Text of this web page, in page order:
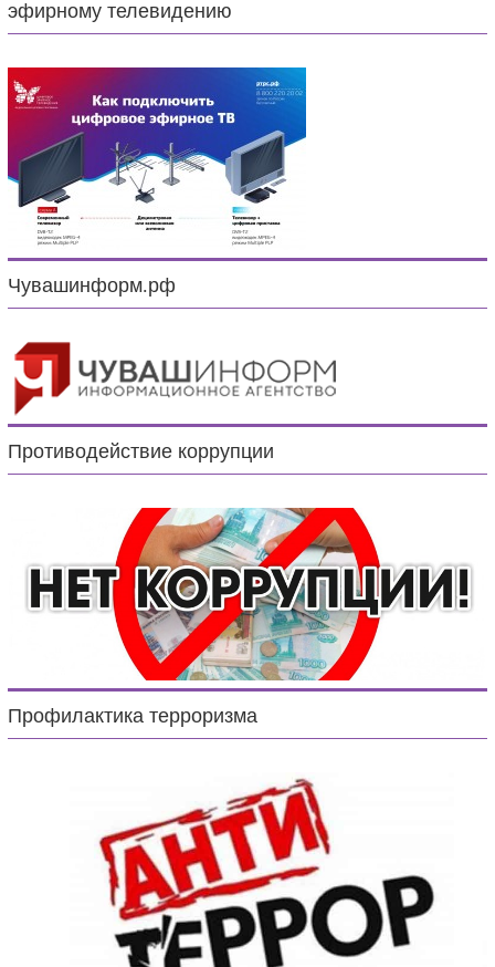
эфирному телевидению
Чувашинформ.рф
Противодействие коррупции
Профилактика терроризма